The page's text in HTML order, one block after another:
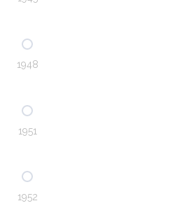
1948
1951
1952